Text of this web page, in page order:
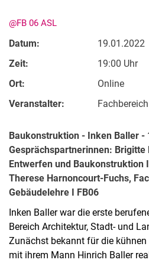
Semesterinformationen
Newsletter
Stellenausschreibungen
Presse- und Öffentlichkeitsarbeit
Webredaktion
Webseite R:ein
@FB 06 ASL
Datum:
19.01.2022
Zeit:
19:00 Uhr
Ort:
Online
Veranstalter:
Baukonstruktion - Inken Baller -
Gesprächspartnerinnen: Brigitte
Entwerfen und Baukonstruktion
Therese Harnoncourt-Fuchs,
Gebäudelehre I FB06
Inken Baller war die erste
Bereich Architektur, Stadt- und
Zunächst bekannt für die
mit ihrem Mann Hinrich Baller